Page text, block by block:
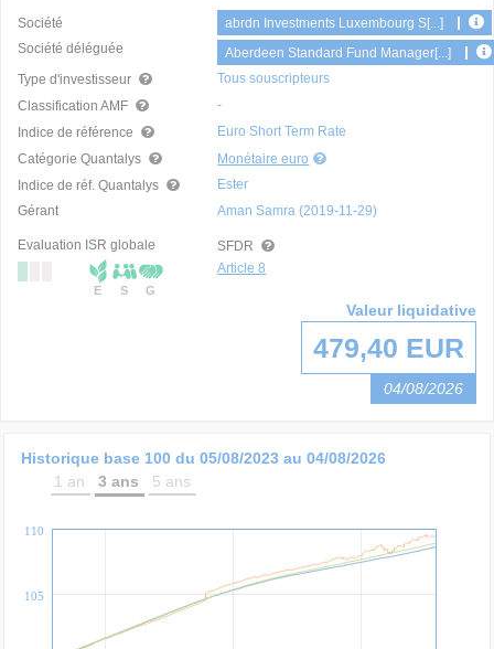
Société
abrdn Investments Luxembourg S[...]
Société déléguée
Aberdeen Standard Fund Manager[...]
Type d'investisseur
Tous souscripteurs
Classification AMF
-
Indice de référence
Euro Short Term Rate
Catégorie Quantalys
Monétaire euro
Indice de réf. Quantalys
Ester
Gérant
Aman Samra (2019-11-29)
Evaluation ISR globale
E S G
SFDR
Article 8
Valeur liquidative
479,40 EUR
04/08/2026
Historique base 100 du 05/08/2023 au 04/08/2026
1 an
3 ans 5 ans
105
110